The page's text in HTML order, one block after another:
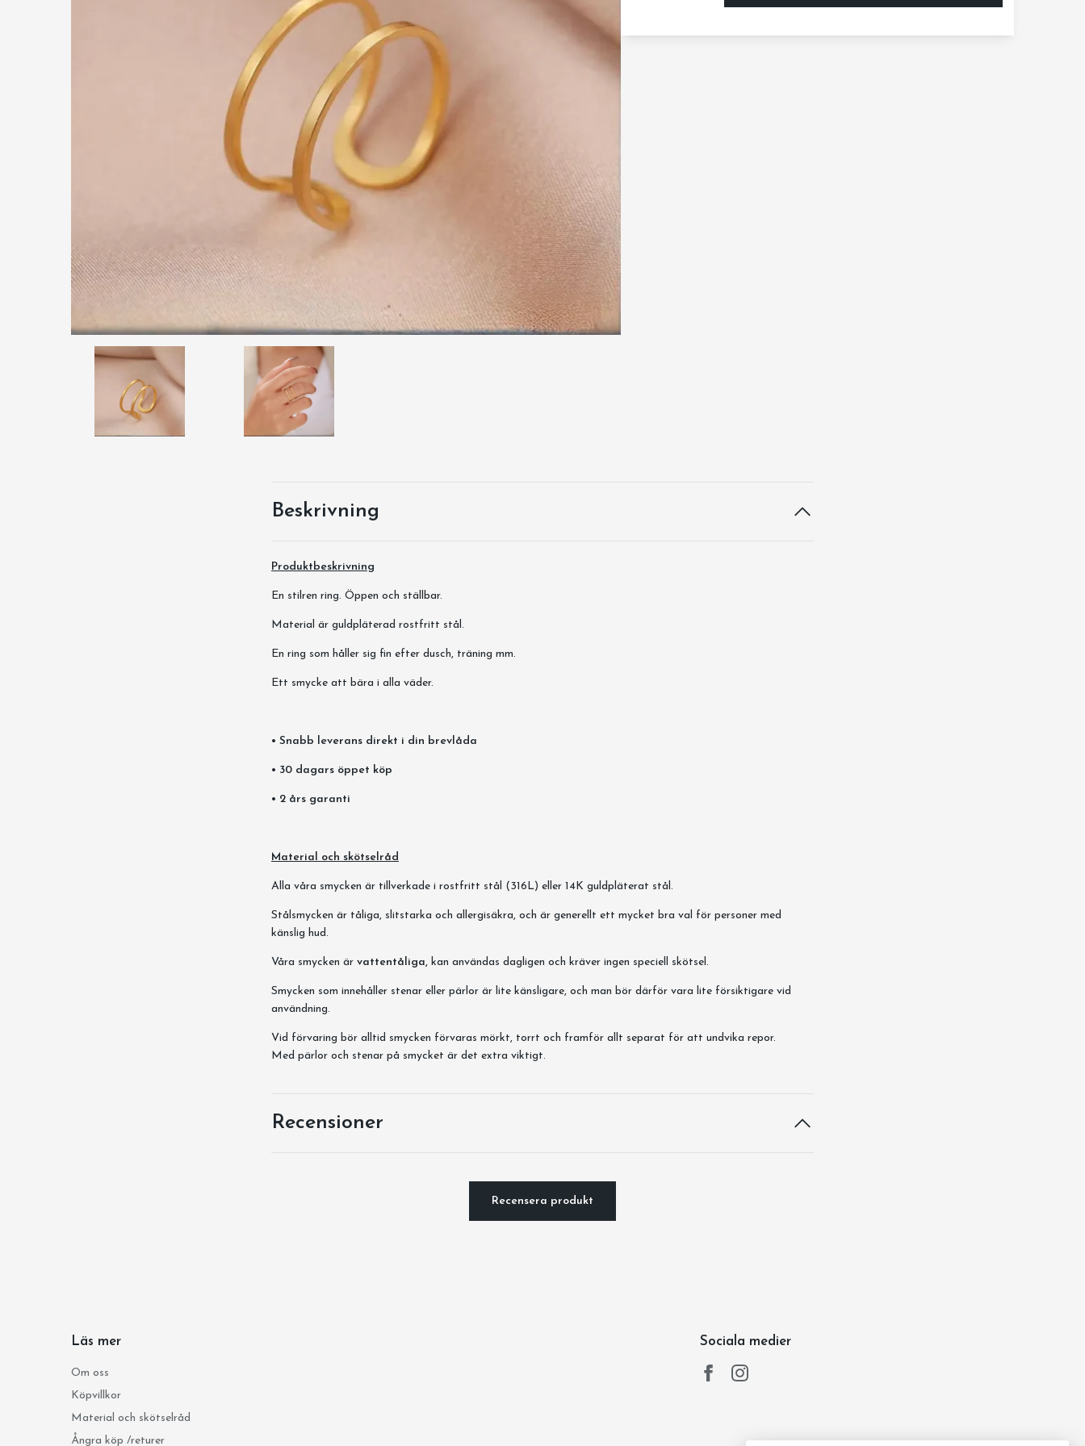
Beskrivning
Produktbeskrivning
En stilren ring. Öppen och ställbar.
Material är guldpläterad rostfritt stål.
En ring som håller sig fin efter dusch, träning mm.
Ett smycke att bära i alla väder.
• Snabb leverans direkt i din brevlåda
• 30 dagars öppet köp
• 2 års garanti
Material och skötselråd
Alla våra smycken är tillverkade i rostfritt stål (316L) eller 14K guldpläterat stål.
Stålsmycken är tåliga, slitstarka och allergisäkra, och är generellt ett mycket bra val för personer med
känslig hud.
Våra smycken är vattentåliga, kan användas dagligen och kräver ingen speciell skötsel.
Smycken som innehåller stenar eller pärlor är lite känsligare, och man bör därför vara lite försiktigare vid
användning.
Vid förvaring bör alltid smycken förvaras mörkt, torrt och framför allt separat för att undvika repor.
Med pärlor och stenar på smycket är det extra viktigt.
Recensioner
Recensera produkt
Läs mer
Om oss
Köpvillkor
Material och skötselråd
Ångra köp /returer
Sociala medier